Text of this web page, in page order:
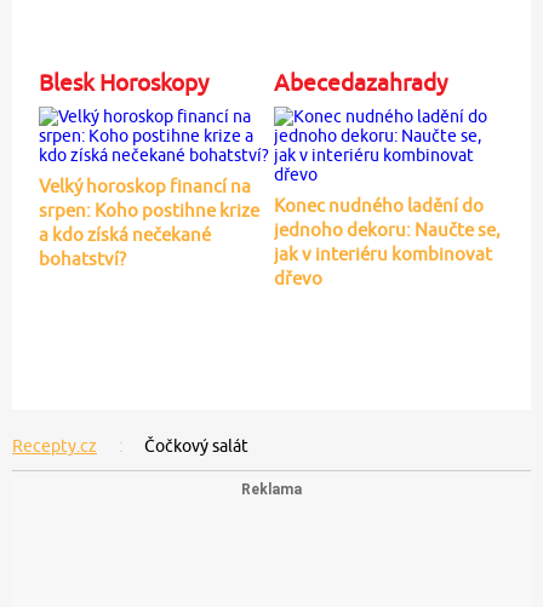
Blesk Horoskopy
Velký horoskop financí na
srpen: Koho postihne krize
a kdo získá nečekané
bohatství?
Abecedazahrady
Konec nudného ladění do
jednoho dekoru: Naučte se,
jak v interiéru kombinovat
dřevo
Recepty.cz Čočkový salát